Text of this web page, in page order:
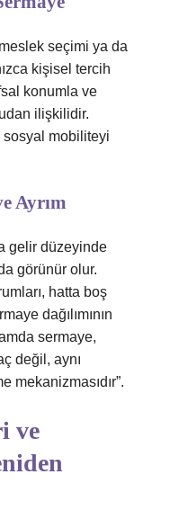
seçimi ya da
kişisel tercih
konumla ve
ilişkilidir.
sosyal mobiliteyi
Ayrım
gelir düzeyinde
görünür olur.
hatta boş
dağılımının
sermaye,
değil, aynı
mekanizmasıdır”.
ve